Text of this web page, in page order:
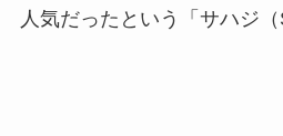
人気だったという「サハジ（